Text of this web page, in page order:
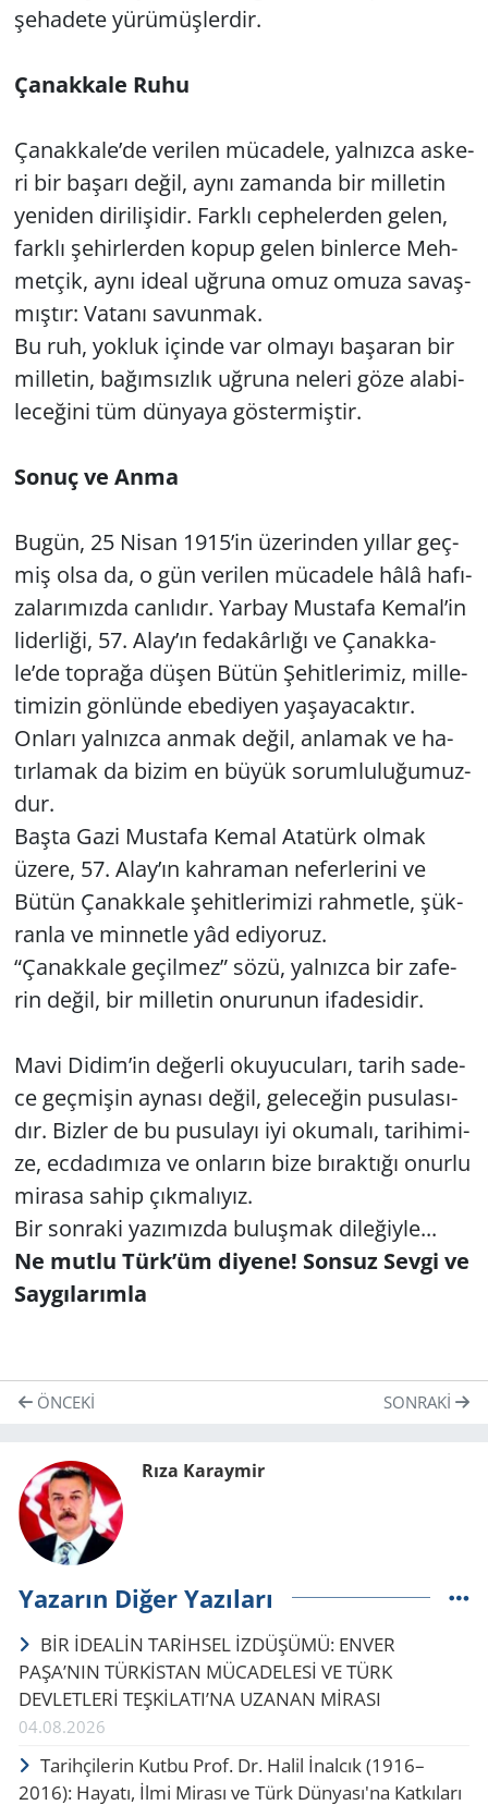
şe­ha­de­te yü­rü­müş­ler­dir.
Ça­nak­ka­le Ruhu
Ça­nak­ka­le’de ve­ri­len mü­ca­de­le, yal­nız­ca as­ke­
ri bir ba­şa­rı değil, aynı za­man­da bir mil­le­tin
ye­ni­den di­ri­li­şi­dir. Fark­lı cep­he­ler­den gelen,
fark­lı şe­hir­ler­den kopup gelen bin­ler­ce Meh­
met­çik, aynı ideal uğ­ru­na omuz omuza sa­vaş­
mış­tır: Va­ta­nı sa­vun­mak.
Bu ruh, yok­luk için­de var ol­ma­yı ba­şa­ran bir
mil­le­tin, ba­ğım­sız­lık uğ­ru­na ne­le­ri göze ala­bi­
le­ce­ği­ni tüm dün­ya­ya gös­ter­miş­tir.
Sonuç ve Anma
Bugün, 25 Nisan 1915’in üze­rin­den yıl­lar geç­
miş olsa da, o gün ve­ri­len mü­ca­de­le hâlâ ha­fı­
za­la­rı­mız­da can­lı­dır. Yar­bay Mus­ta­fa Kemal’in
li­der­li­ği, 57. Alay’ın fe­da­kâr­lı­ğı ve Ça­nak­ka­
le’de top­ra­ğa düşen Bütün Şe­hit­le­ri­miz, mil­le­
ti­mi­zin gön­lün­de ebe­di­yen ya­şa­ya­cak­tır.
On­la­rı yal­nız­ca anmak değil, an­la­mak ve ha­
tır­la­mak da bizim en büyük so­rum­lu­lu­ğu­muz­
dur.
Başta Gazi Mus­ta­fa Kemal Ata­türk olmak
üzere, 57. Alay’ın kah­ra­man ne­fer­le­ri­ni ve
Bütün Ça­nak­ka­le şe­hit­le­ri­mi­zi rah­met­le, şük­
ran­la ve min­net­le yâd edi­yo­ruz.
“Ça­nak­ka­le ge­çil­mez” sözü, yal­nız­ca bir za­fe­
rin değil, bir mil­le­tin onu­ru­nun ifa­de­si­dir.
Mavi Didim’in de­ğer­li oku­yu­cu­la­rı, tarih sa­de­
ce geç­mi­şin ay­na­sı değil, ge­le­ce­ğin pu­su­la­sı­
dır. Biz­ler de bu pu­su­la­yı iyi oku­ma­lı, ta­ri­hi­mi­
ze, ec­da­dı­mı­za ve on­la­rın bize bı­rak­tı­ğı onur­lu
mi­ra­sa sahip çık­ma­lı­yız.
Bir son­ra­ki ya­zı­mız­da bu­luş­mak di­le­ğiy­le...
Ne mutlu Türk’üm di­ye­ne! Son­suz Sevgi ve
Say­gı­la­rım­la
ÖNCEKI SONRAKI
Rıza Karaymir
Yazarın Diğer Yazıları
BİR İDEALİN TARİHSEL İZDÜŞÜMÜ: ENVER
PAŞA’NIN TÜRKİSTAN MÜCADELESİ VE TÜRK
DEVLETLERİ TEŞKİLATI’NA UZANAN MİRASI
04.08.2026
Tarihçilerin Kutbu Prof. Dr. Halil İnalcık (1916–
2016): Hayatı, İlmi Mirası ve Türk Dünyası'na Katkıları